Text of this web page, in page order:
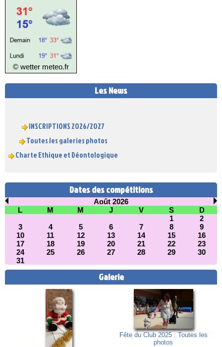
© wetter meteo.fr
Les News
INSCRIPTIONS 2026/2027
Toutes les galeries photos
Charte Ethique et Déontologique
Dates des compétitions
Août 2026
L
M M J V S
D
1
2
3
4 5 6 7 8
9
10
11 12 13 14 15
16
17
18 19 20 21 22
23
24
25 26 27 28 29
30
31
Galerie
Fête du Club 2025 : Toutes les
photos